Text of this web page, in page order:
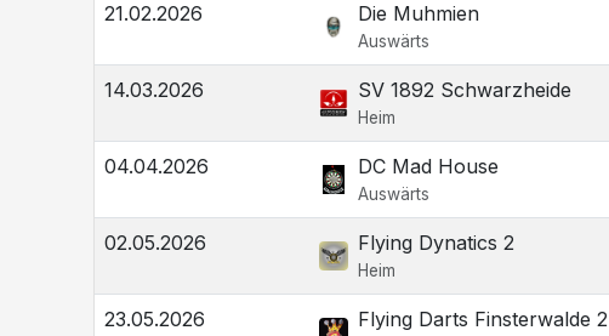
21.02.2026 Die Muhmien
Auswärts
14.03.2026 SV 1892 Schwarzheide
Heim
04.04.2026 DC Mad House
Auswärts
02.05.2026 Flying Dynatics 2
Heim
23.05.2026 Flying Darts Finsterwalde 2